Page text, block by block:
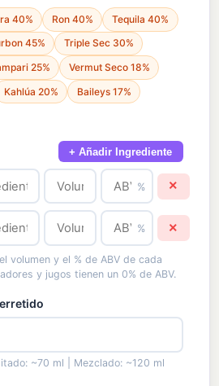
40% Ron 40%
Tequila 40%
45%
Triple Sec 30%
25%
Vermut Seco 18%
Kahlúa 20%
Baileys 17%
+ Añadir Ingrediente
% ×
% ×
volumen y el % de ABV de cada
y jugos tienen un 0% de ABV.
~70 ml | Mezclado: ~120 ml